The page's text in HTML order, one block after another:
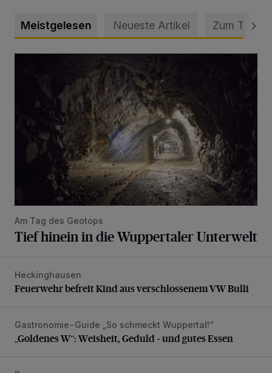
Meistgelesen Neueste Artikel Zum Thema
Am Tag des Geotops
Tief hinein in die Wuppertaler Unterwelt
Feuerwehr befreit Kind aus verschlossenem VW Bulli
Heckinghausen
Feuerwehr befreit Kind aus verschlossenem VW Bulli
„Goldenes W“: Weisheit, Geduld – und gutes Essen
Gastronomie-Guide „So schmeckt Wuppertal!“
„Goldenes W“: Weisheit, Geduld – und gutes Essen